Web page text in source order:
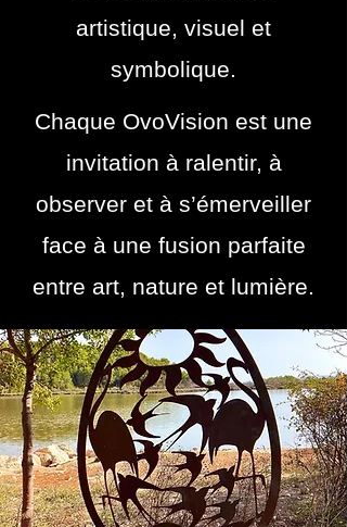
artistique, visuel et
symbolique.
Chaque OvoVision est une
invitation à ralentir, à
observer et à s’émerveiller
face à une fusion parfaite
entre art, nature et lumière.